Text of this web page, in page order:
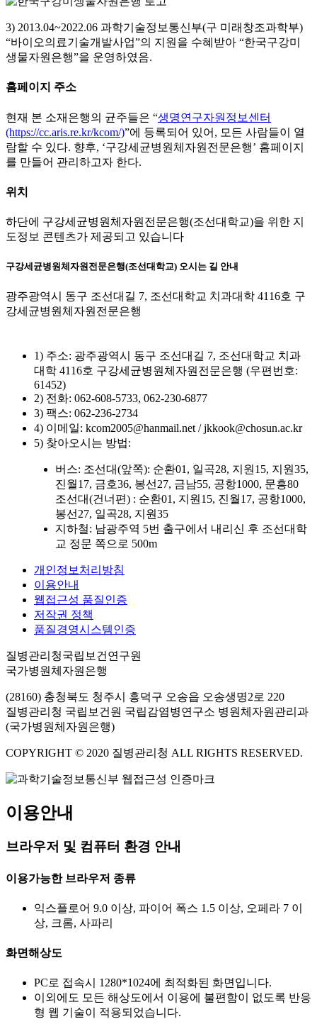
3) 2013.04~2022.06 과학기술정보통신부(구 미래창조과학부)
“바이오의료기술개발사업”의 지원을 수혜받아 “한국구강미
생물자원은행”을 운영하였음.
홈페이지 주소
현재 본 소재은행의 균주들은 “생명연구자원정보센터
(https://cc.aris.re.kr/kcom/)”에 등록되어 있어, 모든 사람들이 열
람할 수 있다. 향후, ‘구강세균병원체자원전문은행’ 홈페이지
를 만들어 관리하고자 한다.
위치
하단에 구강세균병원체자원전문은행(조선대학교)을 위한 지
도정보 콘텐츠가 제공되고 있습니다
구강세균병원체자원전문은행(조선대학교) 오시는 길 안내
광주광역시 동구 조선대길 7, 조선대학교 치과대학 4116호 구
강세균병원체자원전문은행
1) 주소: 광주광역시 동구 조선대길 7, 조선대학교 치과
대학 4116호 구강세균병원체자원전문은행 (우편번호:
61452)
2) 전화: 062-608-5733, 062-230-6877
3) 팩스: 062-236-2734
4) 이메일: kcom2005@hanmail.net / jkkook@chosun.ac.kr
5) 찾아오시는 방법:
버스: 조선대(앞쪽): 순환01, 일곡28, 지원15, 지원35,
진월17, 금호36, 봉선27, 금남55, 공항1000, 문흥80
조선대(건너편) : 순환01, 지원15, 진월17, 공항1000,
봉선27, 일곡28, 지원35
지하철: 남광주역 5번 출구에서 내리신 후 조선대학
교 정문 쪽으로 500m
개인정보처리방침
이용안내
웹접근성 품질인증
저작권 정책
품질경영시스템인증
질병관리청국립보건연구원
국가병원체자원은행
(28160) 충청북도 청주시 흥덕구 오송읍 오송생명2로 220
질병관리청 국립보건원 국립감염병연구소 병원체자원관리과
(국가병원체자원은행)
COPYRIGHT © 2020 질병관리청 ALL RIGHTS RESERVED.
이용안내
브라우저 및 컴퓨터 환경 안내
이용가능한 브라우저 종류
익스플로어 9.0 이상, 파이어 폭스 1.5 이상, 오페라 7 이
상, 크롬, 사파리
화면해상도
PC로 접속시 1280*1024에 최적화된 화면입니다.
이외에도 모든 해상도에서 이용에 불편함이 없도록 반응
형 웹 기술이 적용되었습니다.